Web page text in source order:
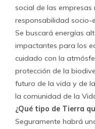
social de las empresas
responsabilidad socio-
Se buscará energías
impactantes para los
cuidado con la
protección de la
futuro de la vida y de
la comunidad de la
¿Qué tipo de Tierra
Seguramente habrá